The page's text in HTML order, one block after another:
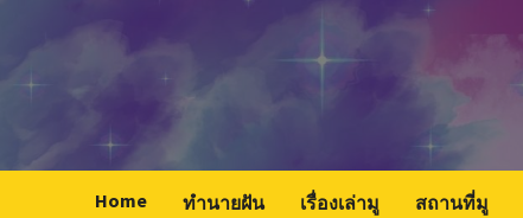
Home ทำนายฝัน เรื่องเล่ามู สถานที่มู